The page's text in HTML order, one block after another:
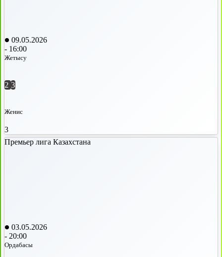
09.05.2026
- 16:00
Жетысу
2 3
Женис
3
Премьер лига Казахстана
03.05.2026
- 20:00
Ордабасы